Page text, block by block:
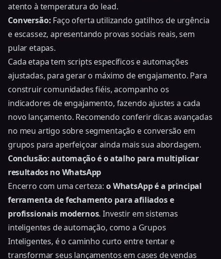
atento à temperatura do lead.
Conversão: Faço oferta utilizando gatilhos de urgência
e escassez, apresentando provas sociais reais, sem
pular etapas.
Cada etapa tem scripts específicos e automações
ajustadas, para gerar o máximo de engajamento. Para
construir comunidades fiéis, acompanho os
indicadores de engajamento, fazendo ajustes a cada
novo lançamento. Recomendo conferir dicas avançadas
no meu artigo sobresegmentação e conversão em
grupos para aperfeiçoar ainda mais sua abordagem.
Conclusão: automação é o atalho para multiplicar
resultados no WhatsApp
Encerro com uma certeza: o WhatsApp é a principal
ferramenta de fechamento para afiliados e
profissionais modernos. Investir em sistemas
inteligentes de automação, como a Grupos
Inteligentes, é o caminho curto entre tentar e
transformar seus lançamentos em cases de vendas